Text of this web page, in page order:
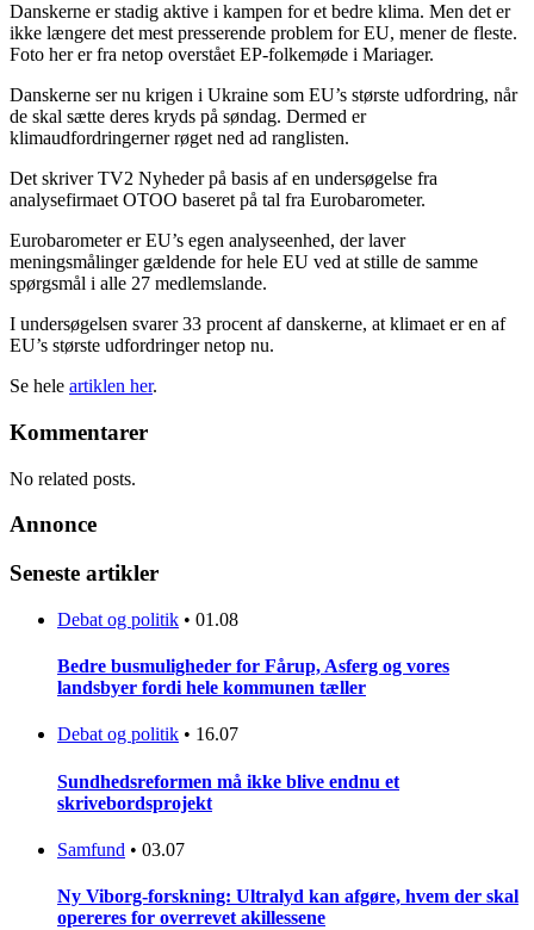
Danskerne er stadig aktive i kampen for et bedre klima. Men det er
ikke længere det mest presserende problem for EU, mener de fleste.
Foto her er fra netop overstået EP-folkemøde i Mariager.
Danskerne ser nu krigen i Ukraine som EU’s største udfordring, når
de skal sætte deres kryds på søndag. Dermed er
klimaudfordringerner røget ned ad ranglisten.
Det skriver TV2 Nyheder på basis af en undersøgelse fra
analysefirmaet OTOO baseret på tal fra Eurobarometer.
Eurobarometer er EU’s egen analyseenhed, der laver
meningsmålinger gældende for hele EU ved at stille de samme
spørgsmål i alle 27 medlemslande.
I undersøgelsen svarer 33 procent af danskerne, at klimaet er en af
EU’s største udfordringer netop nu.
Se hele artiklen her.
Kommentarer
No related posts.
Annonce
Seneste artikler
Debat og politik • 01.08
Bedre busmuligheder for Fårup, Asferg og vores
landsbyer fordi hele kommunen tæller
Debat og politik • 16.07
Sundhedsreformen må ikke blive endnu et
skrivebordsprojekt
Samfund • 03.07
Ny Viborg-forskning: Ultralyd kan afgøre, hvem der skal
opereres for overrevet akillessene